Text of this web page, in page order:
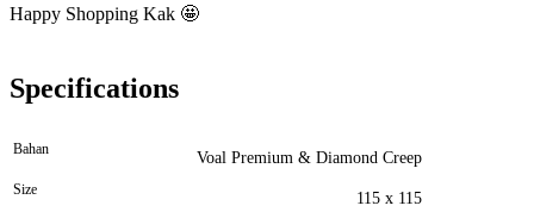
Happy Shopping Kak 🤩
Specifications
Bahan Voal Premium & Diamond Creep
Size 115 x 115